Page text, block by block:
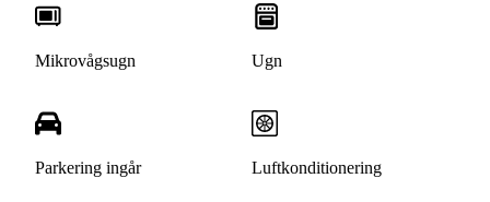
Mikrovågsugn Ugn
Parkering ingår Luftkonditionering